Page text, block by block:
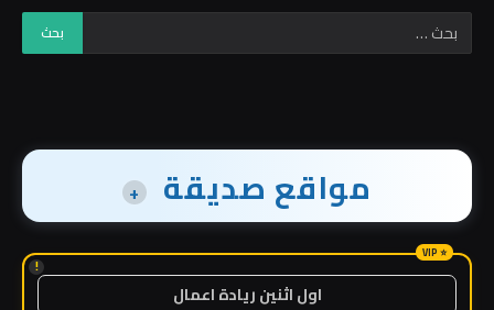
مواقع صديقة +
!
اول اثنين ريادة اعمال